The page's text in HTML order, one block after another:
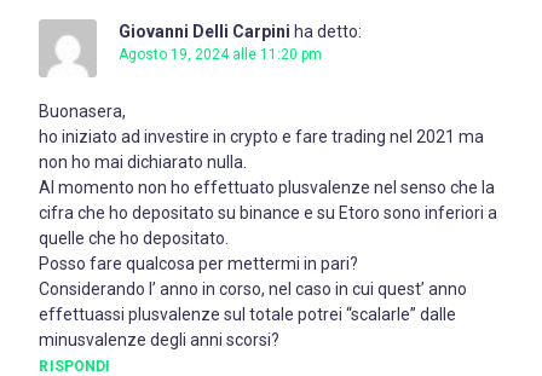
Giovanni Delli Carpini ha detto:
Agosto 19, 2024 alle 11:20 pm
Buonasera,
ho iniziato ad investire in crypto e fare trading nel 2021 ma
non ho mai dichiarato nulla.
Al momento non ho effettuato plusvalenze nel senso che la
cifra che ho depositato su binance e su Etoro sono inferiori a
quelle che ho depositato.
Posso fare qualcosa per mettermi in pari?
Considerando l’ anno in corso, nel caso in cui quest’ anno
effettuassi plusvalenze sul totale potrei “scalarle” dalle
minusvalenze degli anni scorsi?
RISPONDI